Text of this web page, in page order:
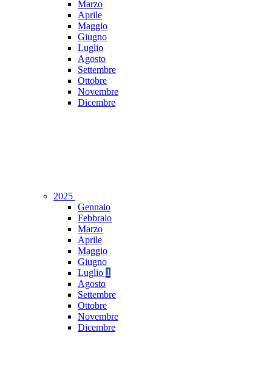
Marzo
Aprile
Maggio
Giugno
Luglio
Agosto
Settembre
Ottobre
Novembre
Dicembre
2025
Gennaio
Febbraio
Marzo
Aprile
Maggio
Giugno
Luglio 1
Agosto
Settembre
Ottobre
Novembre
Dicembre